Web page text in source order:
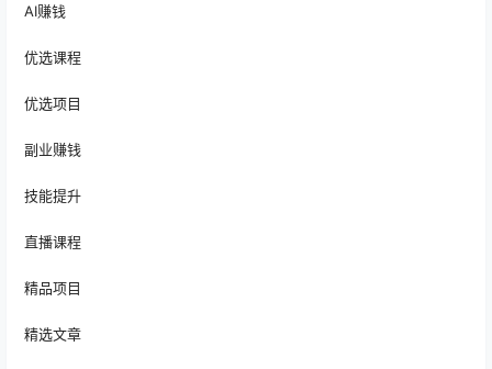
AI赚钱
优选课程
优选项目
副业赚钱
技能提升
直播课程
精品项目
精选文章